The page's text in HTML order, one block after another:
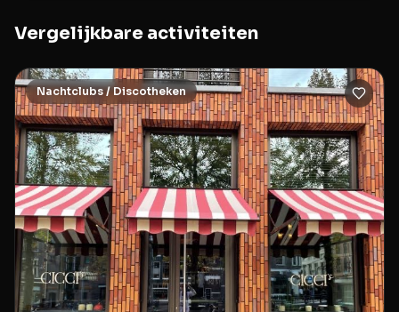
Vergelijkbare activiteiten
Nachtclubs / Discotheken